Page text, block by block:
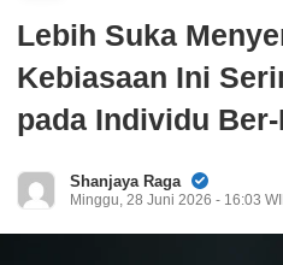
Lebih Suka
Kebiasaan Ini
pada Individu
Shanjaya Raga
Minggu, 28 Juni 2026 - 16:03